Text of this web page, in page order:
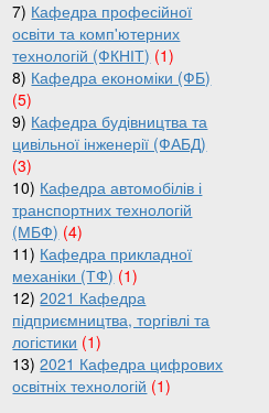
7) Кафедра професійної
освіти та комп'ютерних
технологій (ФКНІТ) (1)
8) Кафедра економіки (ФБ)
(5)
9) Кафедра будівництва та
цивільної інженерії (ФАБД)
(3)
10) Кафедра автомобілів і
транспортних технологій
(МБФ) (4)
11) Кафедра прикладної
механіки (ТФ) (1)
12)2021 Кафедра
підприємництва, торгівлі та
логістики (1)
13)2021 Кафедра цифрових
освітніх технологій (1)